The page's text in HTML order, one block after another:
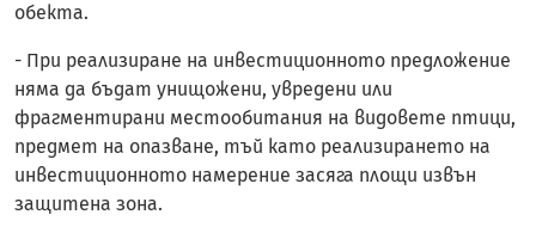
обекта.
- При реализиране на инвестиционното предложение
няма да бъдат унищожени, увредени или
фрагментирани местообитания на видовете птици,
предмет на опазване, тъй като реализирането на
инвестиционното намерение засяга площи извън
защитена зона.